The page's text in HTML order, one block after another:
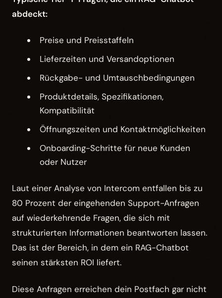
abdeckt:
Preise und Preisstaffeln
Lieferzeiten und Versandoptionen
Rückgabe- und Umtauschbedingungen
Produktdetails, Spezifikationen,
Kompatibilität
Öffnungszeiten und Kontaktmöglichkeiten
Onboarding-Schritte für neue Kunden
oder Nutzer
Laut einer Analyse von Intercom entfallen bis zu
80 Prozent der eingehenden Support-Anfragen
auf wiederkehrende Fragen, die sich mit
strukturierten Informationen beantworten lassen.
Das ist der Bereich, in dem ein RAG-Chatbot
seinen stärksten ROI liefert.
Diese Anfragen erreichen dein Postfach gar nicht